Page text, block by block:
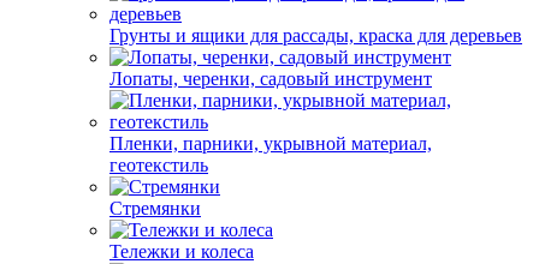
Грунты и ящики для рассады, краска для деревьев
Лопаты, черенки, садовый инструмент
Пленки, парники, укрывной материал,
геотекстиль
Стремянки
Тележки и колеса